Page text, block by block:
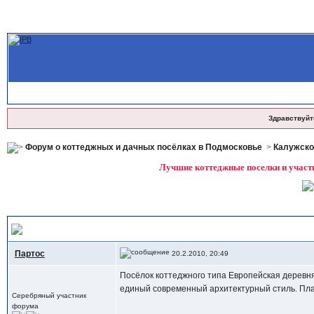
Форум о коттеджных и дачных посёлках в Подмосковье>
Лучшие коттеджные поселки и
Партос 20.2.2010, 20:49
Серебряный участник
форума
Посёлок коттеджного типа Европейская
единый современный архитектурный стиль.